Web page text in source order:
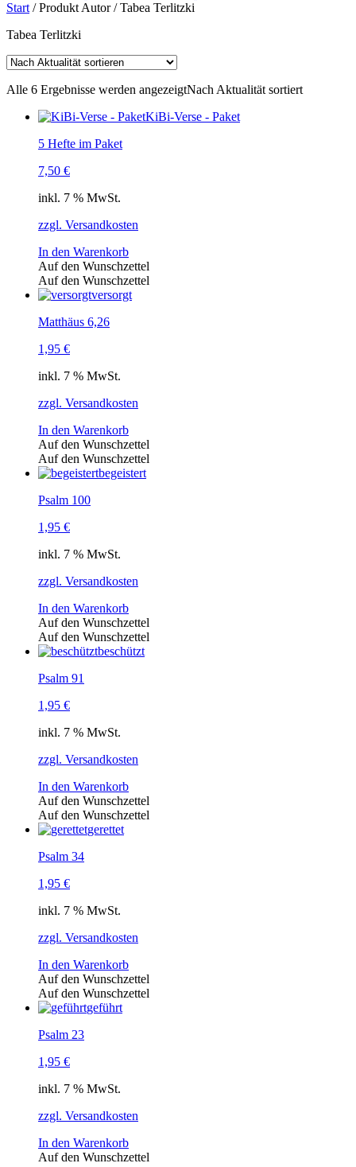
Start / Produkt Autor / Tabea Terlitzki
Tabea Terlitzki
Alle 6 Ergebnisse werden angezeigtNach Aktualität sortiert
KiBi-Verse - Paket
5 Hefte im Paket
7,50 €
inkl. 7 % MwSt.
zzgl. Versandkosten
In den Warenkorb
Auf den Wunschzettel
Auf den Wunschzettel
versorgt
Matthäus 6,26
1,95 €
inkl. 7 % MwSt.
zzgl. Versandkosten
In den Warenkorb
Auf den Wunschzettel
Auf den Wunschzettel
begeistert
Psalm 100
1,95 €
inkl. 7 % MwSt.
zzgl. Versandkosten
In den Warenkorb
Auf den Wunschzettel
Auf den Wunschzettel
beschützt
Psalm 91
1,95 €
inkl. 7 % MwSt.
zzgl. Versandkosten
In den Warenkorb
Auf den Wunschzettel
Auf den Wunschzettel
gerettet
Psalm 34
1,95 €
inkl. 7 % MwSt.
zzgl. Versandkosten
In den Warenkorb
Auf den Wunschzettel
Auf den Wunschzettel
geführt
Psalm 23
1,95 €
inkl. 7 % MwSt.
zzgl. Versandkosten
In den Warenkorb
Auf den Wunschzettel